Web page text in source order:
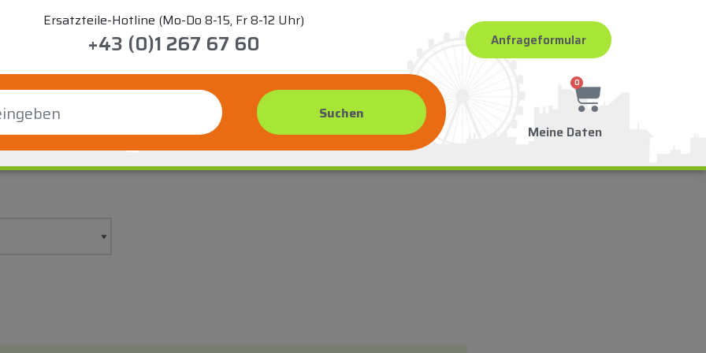
Ersatzteile-Hotline (Mo-Do 8-15, Fr 8-12 Uhr)
+43 (0)1 267 67 60 Anfrageformular
0
Meine Daten